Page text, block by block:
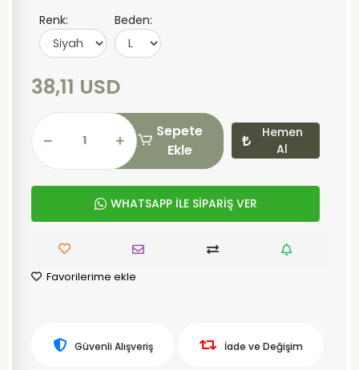
Renk: Beden:
38,11 USD
Sepete
Ekle
Hemen
Al
WHATSAPP İLE SİPARİŞ VER
Favorilerime ekle
Güvenli Alışveriş İade ve Değişim